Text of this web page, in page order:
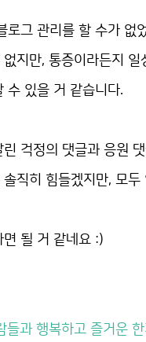
로그 관리를 할 수가 없
지만, 통증이라든지 일
수 있을 거 같습니다.
걱정의 댓글과 응원
직히 힘들겠지만, 모두
될 거 같네요 :)
들과 행복하고 즐거운